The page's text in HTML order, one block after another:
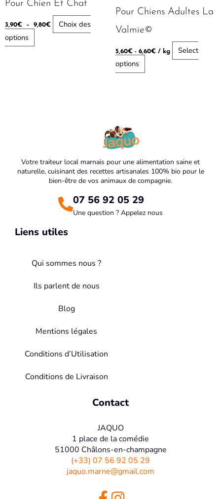
Pour Chien Et Chat
3,90€ – 9,80€
Choix des
options
produit
Pour Chiens Adultes La
Valmie©
5,60€ - 6,60€ / kg
Select
options
Votre traiteur local marnais pour une alimentation saine et
naturelle, cuisinant des recettes artisanales 100% bio pour le
bien-être de vos animaux de compagnie.
07 56 92 05 29
Une question ? Appelez nous
Liens utiles
Qui sommes nous ?
Ils parlent de nous
Blog
Mentions légales
Conditions d’Utilisation
Conditions de Livraison
Contact
JAQUO
1 place de la comédie
51000 Châlons-en-champagne
(+33) 07 56 92 05 29
jaquo.marne@gmail.com